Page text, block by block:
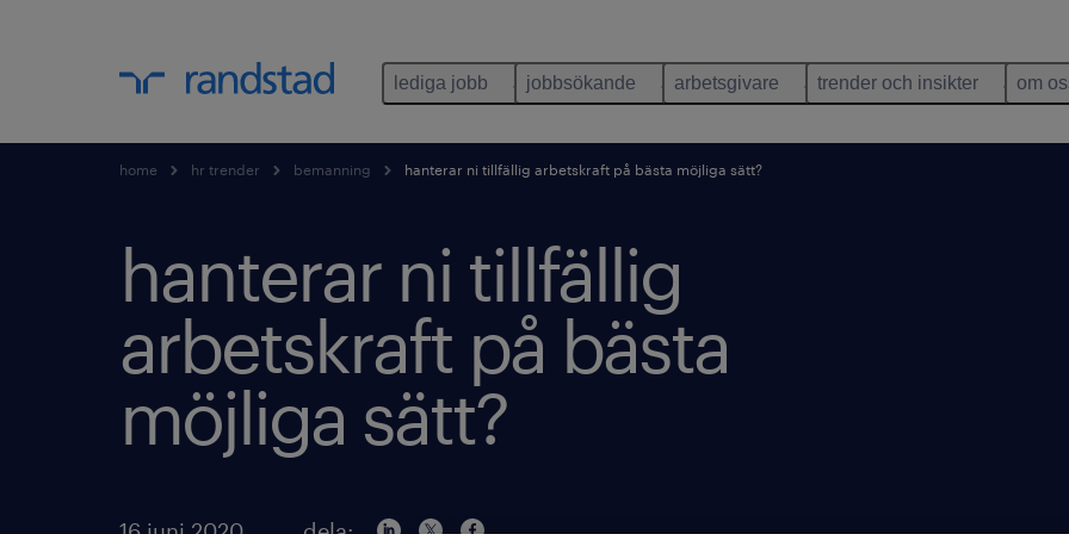
lediga jobb jobbsökande arbetsgivare trender och insikter om
home hr trender bemanning hanterar ni tillfällig arbetskraft på bästa möjliga sätt?
hanterar ni tillfällig
arbetskraft på bästa
möjliga sätt?